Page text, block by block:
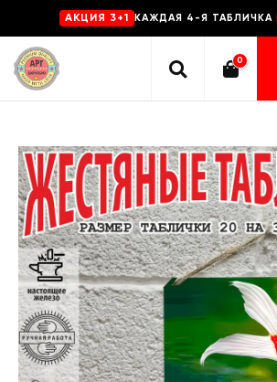
AKЦИЯ 3+1 КАЖДАЯ 4-Я ТАБЛИЧКА
0